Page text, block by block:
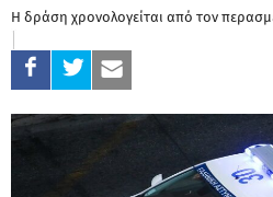
Η δράση χρονολογείται από τον